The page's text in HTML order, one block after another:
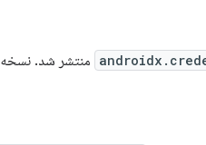
منتشر شد. نسخه 1.0.0-alpha04 شامل